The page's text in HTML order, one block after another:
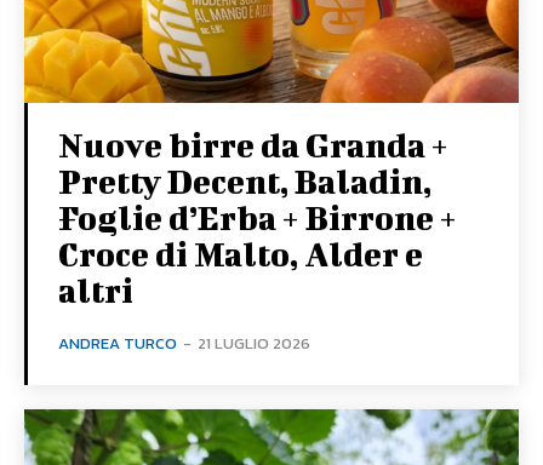
Nuove birre da Granda +
Pretty Decent, Baladin,
Foglie d’Erba + Birrone +
Croce di Malto, Alder e
altri
ANDREA TURCO - 21 LUGLIO 2026